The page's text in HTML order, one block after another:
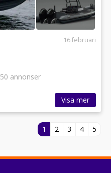
16 februari
50 annonser
Visa mer
1 2 3 4 5